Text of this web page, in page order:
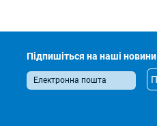
Підпишіться на наші новини